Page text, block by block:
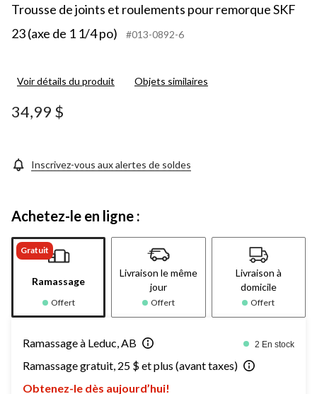
Trousse de joints et roulements pour remorque SKF
23 (axe de 1 1/4 po)
#013-0892-6
Voir détails du produit Objets similaires
34,99 $
Inscrivez-vous aux alertes de soldes
Achetez-le en ligne :
Gratuit
Ramassage
Offert
Livraison le même
jour
Offert
Livraison à
domicile
Offert
Ramassage à Leduc, AB 2 En stock
Ramassage gratuit, 25 $ et plus (avant taxes)
Obtenez-le dès aujourd’hui!